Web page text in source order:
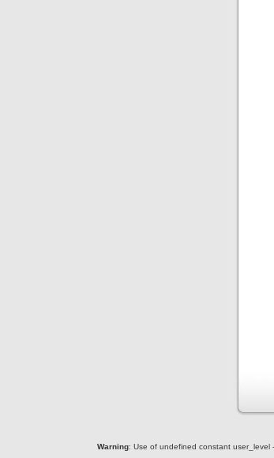
Warning: Use of undefined constant user_level